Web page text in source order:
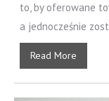
to, by oferowane
a jednocześnie
Read More